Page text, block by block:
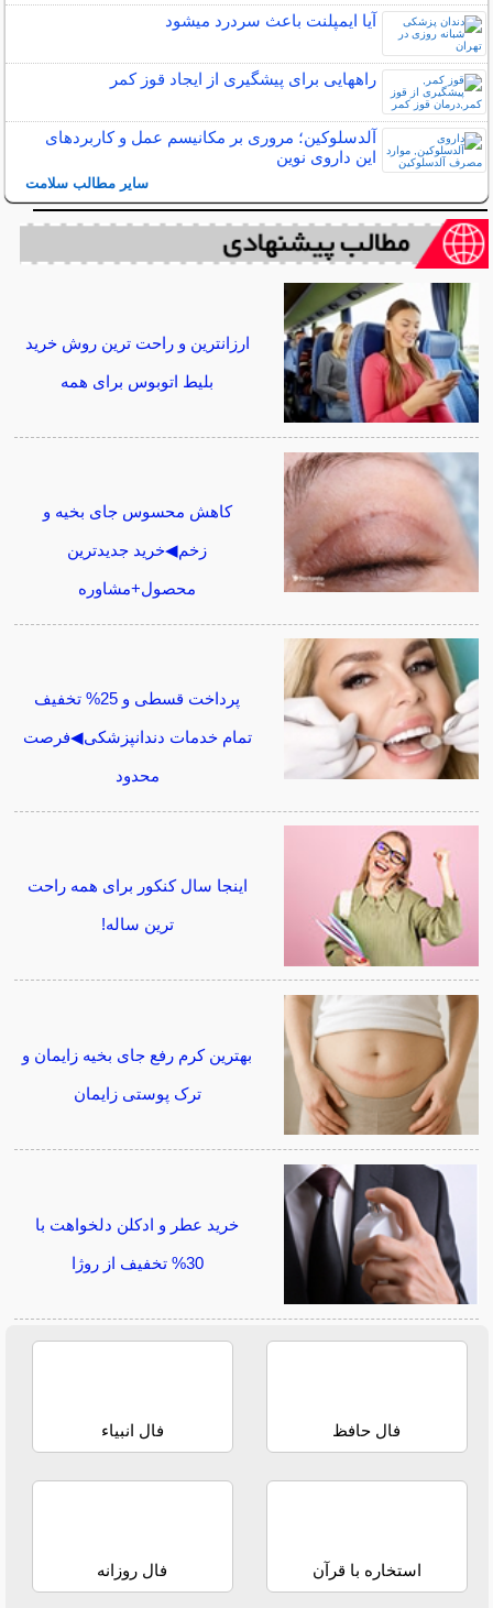
آیا ایمپلنت باعث سردرد میشود
راههایی برای پیشگیری از ایجاد قوز کمر
آلدسلوکین؛ مروری بر مکانیسم عمل و کاربردهای
این داروی نوین
سایر مطالب سلامت
ارزانترین و راحت ترین روش خرید
بلیط اتوبوس برای همه
کاهش محسوس جای بخیه و
زخم◀خرید جدیدترین
محصول+مشاوره
پرداخت قسطی و 25% تخفیف
تمام خدمات دندانپزشکی◀فرصت
محدود
اینجا سال کنکور برای همه راحت
ترین ساله!
بهترین کرم رفع جای بخیه زایمان و
ترک پوستی زایمان
خرید عطر و ادکلن دلخواهت با
30% تخفیف از روژا
فال حافظ فال انبیاء
استخاره با قرآن فال روزانه